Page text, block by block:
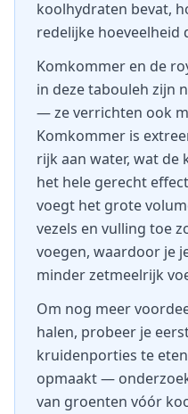
koolhydraten bevat,
redelijke hoeveelheid
Komkommer en de
in deze tabouleh zijn
— ze verrichten ook
Komkommer is
rijk aan water, wat
het hele gerecht
voegt het grote
vezels en vulling toe
voegen, waardoor je
minder zetmeelrijk
Om nog meer
halen, probeer je
kruidenporties te
opmaakt —
van groenten vóór